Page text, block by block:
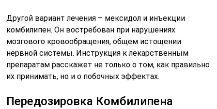
Другой вариант лечения – мексидол и инъекции
комбилипен. Он востребован при нарушениях
мозгового кровообращения, общем истощении
нервной системы. Инструкция к лекарственным
препаратам расскажет не только о том, как правильно
их принимать, но и о побочных эффектах.
Передозировка Комбилипена